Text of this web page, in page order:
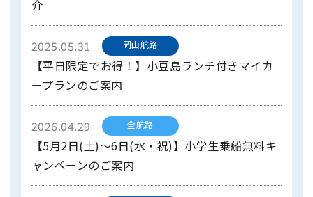
介
2025.05.31 岡山航路
【平日限定でお得！】小豆島ランチ付きマイカ
ープランのご案内
2026.04.29 全航路
【5月2日(土)～6日(水・祝)】小学生乗船無料キ
ャンペーンのご案内